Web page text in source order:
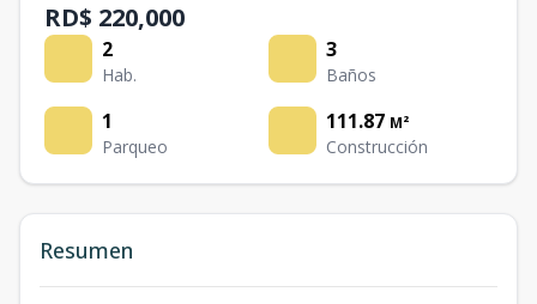
RD$ 220,000
2
Hab.
3
Baños
1
Parqueo
111.87 M²
Construcción
Resumen